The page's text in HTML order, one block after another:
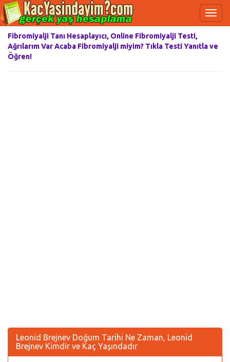
Fibromiyalji Tanı Hesaplayıcı, Online Fibromiyalji Testi,
Ağrılarım Var Acaba Fibromiyalji miyim? Tıkla Testi Yanıtla ve
Öğren!
Leonid Brejnev Doğum Tarihi Ne Zaman, Leonid
Brejnev Kimdir ve Kaç Yaşındadır